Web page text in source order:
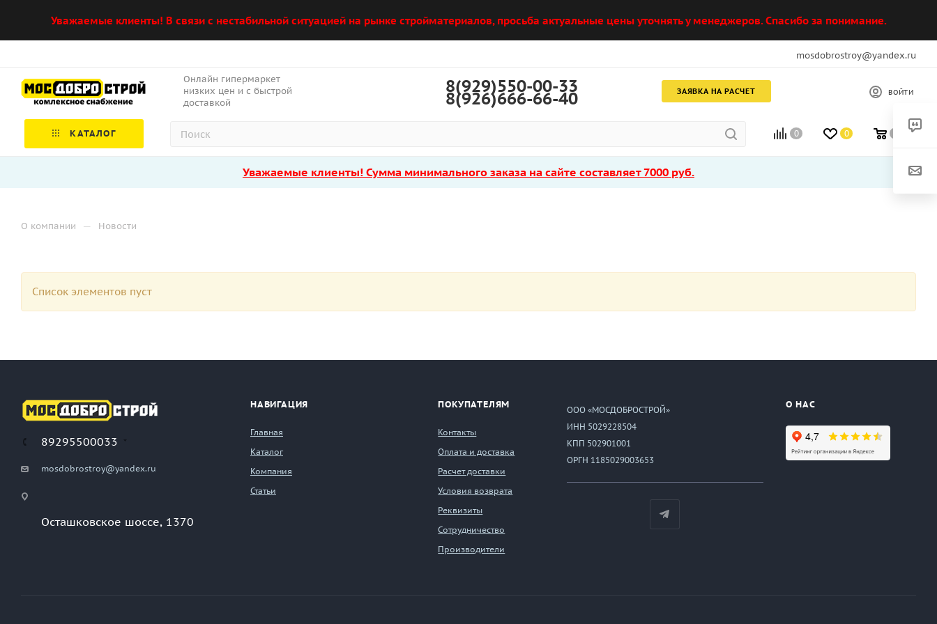
Уважаемые клиенты! В связи с нестабильной ситуацией на рынке стройматериалов, просьба актуальные цены уточнять у менеджеров. Спасибо за понимание.
mosdobrostroy@yandex.ru
Онлайн гипермаркет
низких цен и с быстрой
доставкой
ВОЙТИ
ЗАЯВКА НА РАСЧЕТ
8(929)550-00-33
8(926)666-66-40
0 0
КАТАЛОГ
Уважаемые клиенты! Сумма минимального заказа на сайте составляет 7000 руб.
О компании — Новости
Список элементов пуст
89295500033
mosdobrostroy@yandex.ru
Осташковское шоссе, 1370
НАВИГАЦИЯ
Главная
Каталог
Компания
Статьи
ПОКУПАТЕЛЯМ
Контакты
Оплата и доставка
Расчет доставки
Условия возврата
Реквизиты
Сотрудничество
Производители
ООО «МОСДОБРОСТРОЙ»
ИНН 5029228504
КПП 502901001
ОРГН 1185029003653
О НАС